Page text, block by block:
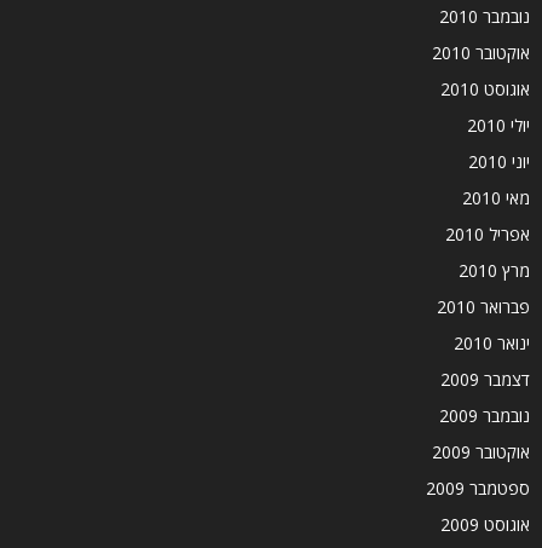
נובמבר 2010
אוקטובר 2010
אוגוסט 2010
יולי 2010
יוני 2010
מאי 2010
אפריל 2010
מרץ 2010
פברואר 2010
ינואר 2010
דצמבר 2009
נובמבר 2009
אוקטובר 2009
ספטמבר 2009
אוגוסט 2009